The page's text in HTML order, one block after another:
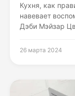
Кухня, как
навевает
Дэби Мэйзар
26 марта 2024